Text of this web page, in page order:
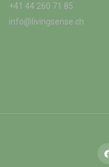
+41 44 260 71 85
info@livingsense.ch